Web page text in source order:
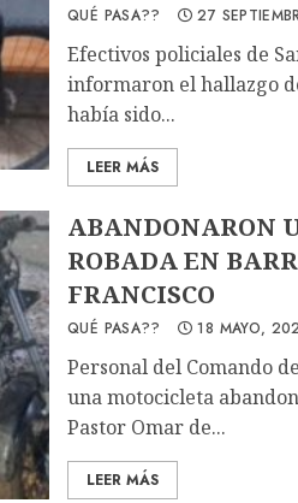
QUÉ PASA?? 27
Efectivos policiales de
informaron el hallazgo
había sido...
LEER MÁS
ABANDONARON
ROBADA EN
FRANCISCO
QUÉ PASA?? 18 MAYO,
Personal del Comando
una motocicleta
Pastor Omar de...
LEER MÁS